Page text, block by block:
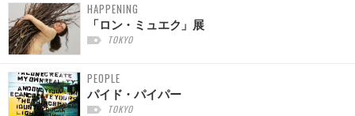
HAPPENING
「ロン・ミュエク」展
TOKYO
PEOPLE
パイド・パイパー
TOKYO